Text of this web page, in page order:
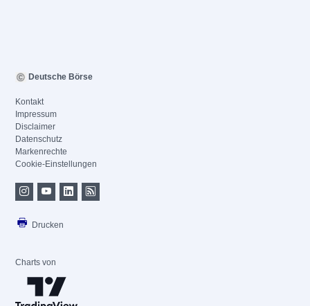
Deutsche Börse
Kontakt
Impressum
Disclaimer
Datenschutz
Markenrechte
Cookie-Einstellungen
Drucken
Charts von